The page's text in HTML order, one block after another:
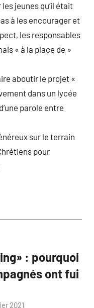
jeunes qu’il était
à les encourager et
les responsables
« à la place de »
aboutir le projet «
dans un lycée
parole entre
sur le terrain
pour
: pourquoi
ont fui
2021